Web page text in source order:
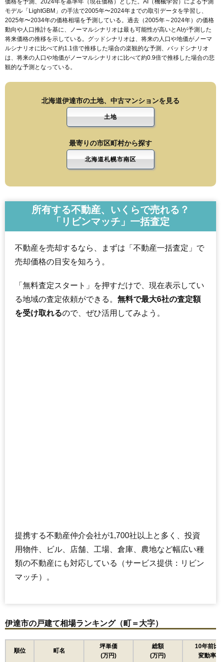
価格を予測、2024年を基準年（現在価格）とした。AI（機械学習）による予測
モデル「LightGBM」の手法で2005年〜2024年までの取引データを学習し、
2025年〜2034年の価格相場を予測している。過去（2005年～2024年）の価格
動向や人口推計を基に、ノーマルシナリオは最も可能性が高いとAIが予測した
将来価格の推移を示している。グッドシナリオは、将来の人口や地価がノーマ
ルシナリオに比べて約1.1倍で推移した場合の楽観的な予測、バッドシナリオ
は、将来の人口や地価がノーマルシナリオに比べて約0.9倍で推移した場合の悲
観的な予測となっている。
北海道伊達市の土地、中古マンションを見る
土地
最寄りの市区町村から探す
北海道札幌市南区
所有する不動産、いくらで売れる？
「リビンマッチ」一括査定
不動産を売却するなら、まずは「不動産一括査定」で
売却価格の目安を知ろう。
「無料査定スタート」を押すだけで、現在表示してい
る地域の査定依頼ができる。 無料で最大6社の査定額
を受け取れるので、ぜひ活用してみよう。
提携する不動産仲介会社が1,700社以上と多く、投資
用物件、ビル、店舗、工場、倉庫、農地など幅広い種
類の不動産にも対応している（サービス提供：リビン
マッチ）。
伊達市の戸建て相場ランキング（町＝大字）
順位 町名
坪単価
(万円)
総額
(万円)
10年前比
変動率